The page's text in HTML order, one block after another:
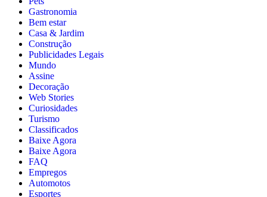
Gastronomia
Bem estar
Casa & Jardim
Construção
Publicidades Legais
Mundo
Assine
Decoração
Web Stories
Curiosidades
Turismo
Classificados
Baixe Agora
Baixe Agora
FAQ
Empregos
Automotos
Esportes